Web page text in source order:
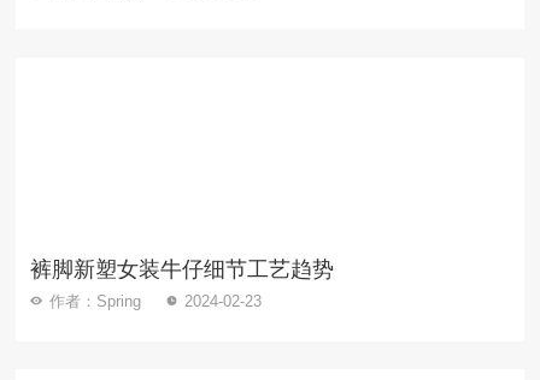
裤脚新塑女装牛仔细节工艺趋势
作者：Spring 2024-02-23